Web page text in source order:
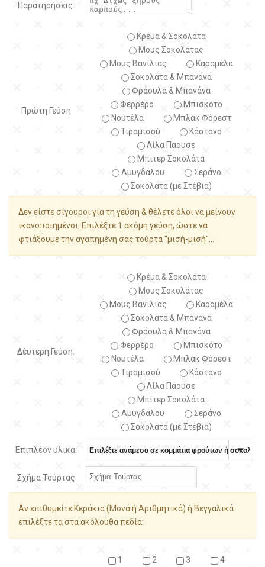
Παρατηρήσεις:
Πρώτη Γεύση
Κρέμα & Σοκολάτα
Μους Σοκολάτας
Μους Βανίλιας
Καραμέλα
Σοκολάτα & Μπανάνα
Φράουλα & Μπανάνα
Φερρέρο
Μπισκότο
Νουτέλα
Μπλακ Φόρεστ
Τιραμισού
Κάστανο
Λίλα Πάουσε
Μπίτερ Σοκολάτα
Αμυγδάλου
Σεράνο
Σοκολάτα (με Στέβια)
Δεν είστε σίγουροι για τη γεύση & θέλετε όλοι να μείνουν
ικανοποιημένοι; Επιλέξτε 1 ακόμη γεύση, ώστε να
φτιάξουμε την αγαπημένη σας τούρτα "μισή-μισή"...
Δέυτερη Γεύση:
Κρέμα & Σοκολάτα
Μους Σοκολάτας
Μους Βανίλιας
Καραμέλα
Σοκολάτα & Μπανάνα
Φράουλα & Μπανάνα
Φερρέρο
Μπισκότο
Νουτέλα
Μπλακ Φόρεστ
Τιραμισού
Κάστανο
Λίλα Πάουσε
Μπίτερ Σοκολάτα
Αμυγδάλου
Σεράνο
Σοκολάτα (με Στέβια)
Επιπλέον υλικά:
Σχήμα Τούρτας
Αν επιθυμείτε Κεράκια (Μονά ή Αριθμητικά) ή Βεγγαλικά
επιλέξτε τα στα ακόλουθα πεδία:
1 2 3
4